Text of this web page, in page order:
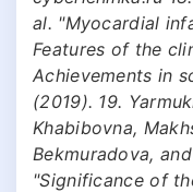
al. "Myocardial
Features of the
Achievements in
(2019). 19.
Khabibovna,
Bekmuradova,
"Significance of